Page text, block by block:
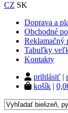
CZ SK
Doprava a
Obchodné
Reklamačný
Tabuľky
Kontakty
prihlásiť |
košík |